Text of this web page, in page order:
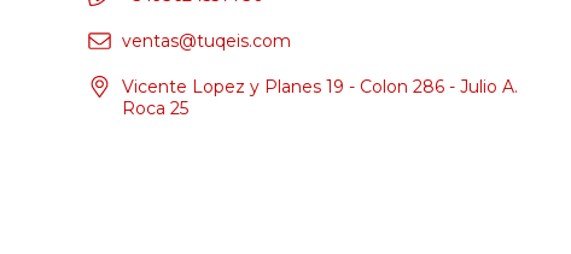
ventas@tuqeis.com
Vicente Lopez y Planes 19 - Colon 286 - Julio A.
Roca 25